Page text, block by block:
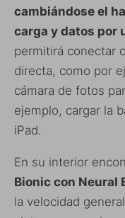
cambiándose el
carga y datos por
permitirá conectar
directa, como por
cámara de fotos
ejemplo, cargar la
iPad.
En su interior
Bionic con Neural
la velocidad